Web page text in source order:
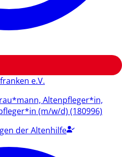
e.V.
Altenpfleger*in,
(m/w/d) (180996)
der Altenhilfe